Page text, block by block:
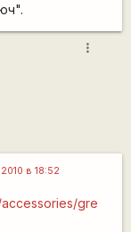
more_vert
в 18:52
gre